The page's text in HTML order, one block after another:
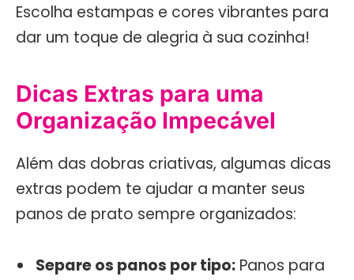
Escolha estampas e cores vibrantes para
dar um toque de alegria à sua cozinha!
Dicas Extras para uma
Organização Impecável
Além das dobras criativas, algumas dicas
extras podem te ajudar a manter seus
panos de prato sempre organizados:
Separe os panos por tipo: Panos para